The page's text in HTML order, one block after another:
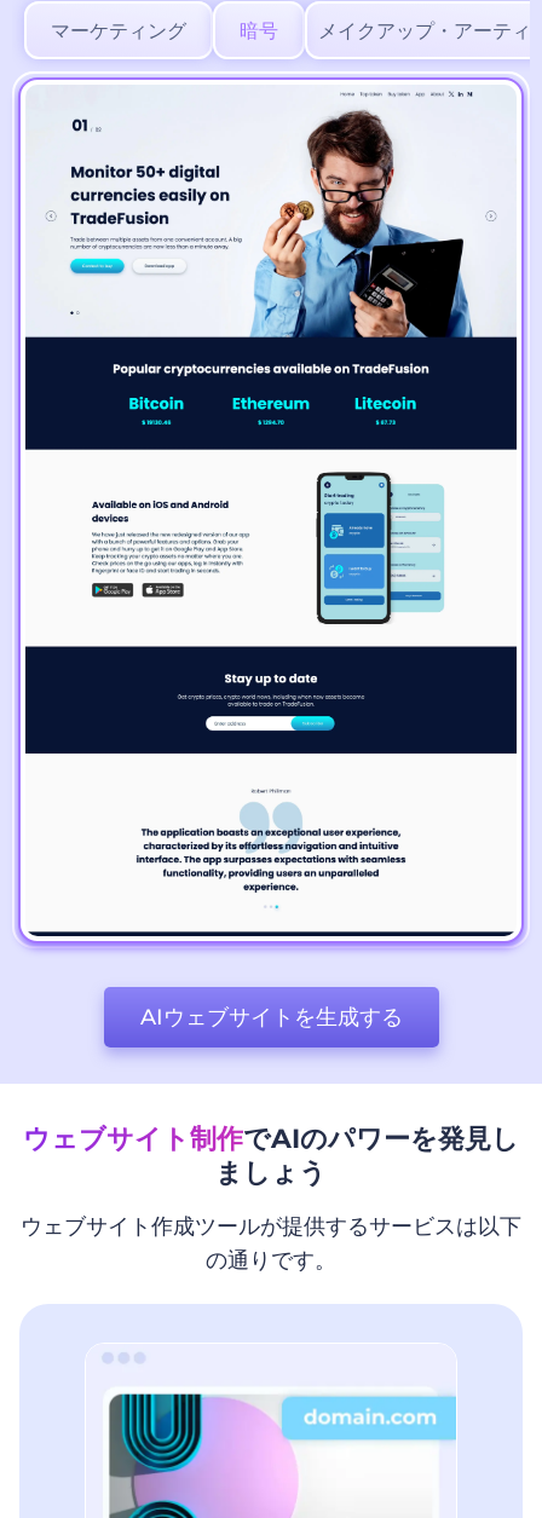
マーケティング 暗号 メイクアップ・アーティ
AIウェブサイトを生成する
ウェブサイト制作でAIのパワーを発見し
ましょう
ウェブサイト作成ツールが提供するサービスは以下
の通りです。